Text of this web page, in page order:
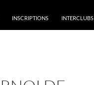
INSCRIPTIONS INTERCLUBS